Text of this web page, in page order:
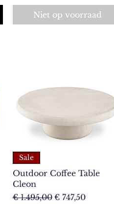
Niet op voorraad
Sale
Outdoor Coffee Table
Cleon
Normale prijs
€ 1.495,00 Verkoopprijs
€ 747,50